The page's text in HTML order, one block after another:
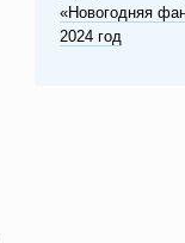
«Новогодняя
2024 год